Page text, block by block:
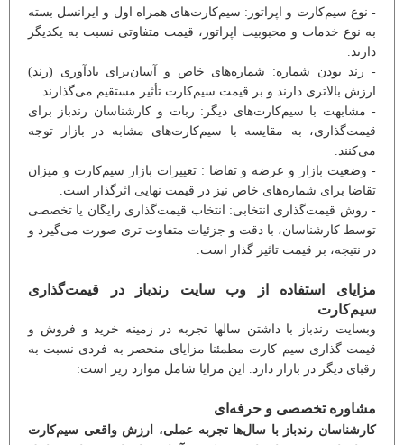
- نوع سیم‌کارت و اپراتور: سیم‌کارت‌های همراه اول و ایرانسل بسته
به نوع خدمات و محبوبیت اپراتور، قیمت متفاوتی نسبت به یکدیگر
دارند.
- رند بودن شماره: شماره‌های خاص و آسان‌برای یادآوری (رند)
ارزش بالاتری دارند و بر قیمت سیم‌کارت تأثیر مستقیم می‌گذارند.
- مشابهت با سیم‌کارت‌های دیگر: ربات و کارشناسان رندباز برای
قیمت‌گذاری، به مقایسه با سیم‌کارت‌های مشابه در بازار توجه
می‌کنند.
- وضعیت بازار و عرضه و تقاضا : تغییرات بازار سیم‌کارت و میزان
تقاضا برای شماره‌های خاص نیز در قیمت نهایی اثرگذار است.
- روش قیمت‌گذاری انتخابی: انتخاب قیمت‌گذاری رایگان یا تخصصی
توسط کارشناسان، با دقت و جزئیات متفاوت تری صورت می‌گیرد و
در نتیجه، بر قیمت تاثیر گذار است.
مزایای استفاده از وب سایت رندباز در قیمت‌گذاری
سیم‌کارت
وبسایت رندباز با داشتن سالها تجربه در زمینه خرید و فروش و
قیمت گذاری سیم کارت مطمئنا مزایای منحصر به فردی نسبت به
رقبای دیگر در بازار دارد. این مزایا شامل موارد زیر است:
مشاوره تخصصی و حرفه‌ای
کارشناسان رندباز با سال‌ها تجربه عملی، ارزش واقعی سیم‌کارت